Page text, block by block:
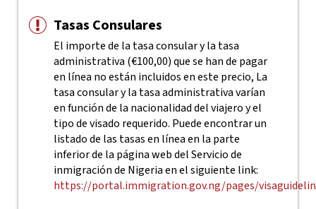
Tasas Consulares
El importe de la tasa consular y la tasa
administrativa (€100,00) que se han de pagar
en línea no están incluidos en este precio, La
tasa consular y la tasa administrativa varían
en función de la nacionalidad del viajero y el
tipo de visado requerido. Puede encontrar un
listado de las tasas en línea en la parte
inferior de la página web del Servicio de
inmigración de Nigeria en el siguiente link:
https://portal.immigration.gov.ng/pages/